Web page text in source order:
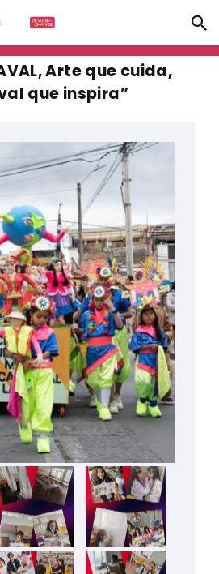
Arte que cuida,
que inspira”